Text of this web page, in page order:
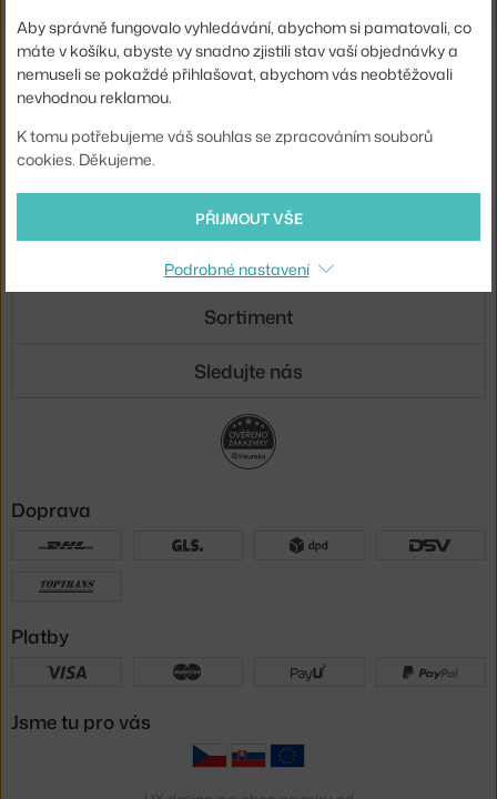
Aby správně fungovalo vyhledávání, abychom si pamatovali, co
máte v košíku, abyste vy snadno zjistili stav vaší objednávky a
nemuseli se pokaždé přihlašovat, abychom vás neobtěžovali
nevhodnou reklamou.
K tomu potřebujeme váš souhlas se zpracováním souborů
cookies. Děkujeme.
PŘIJMOUT VŠE
Podrobné nastavení
Novinky e-mailem
Přihlášením souhlasíte sezpracováním osobních údajů.
O nás
Nákup
Sortiment
Sledujte nás
Doprava
Platby
Jsme tu pro vás